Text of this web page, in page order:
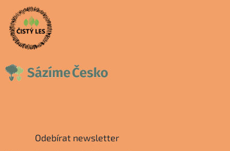
Odebírat newsletter